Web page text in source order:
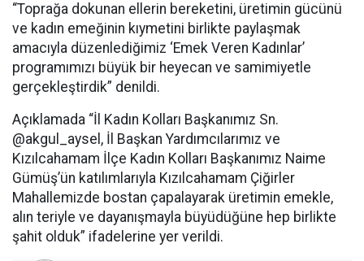
“Toprağa dokunan ellerin bereketini, üretimin gücünü
ve kadın emeğinin kıymetini birlikte paylaşmak
amacıyla düzenlediğimiz ‘Emek Veren Kadınlar’
programımızı büyük bir heyecan ve samimiyetle
gerçekleştirdik” denildi.
Açıklamada “İl Kadın Kolları Başkanımız Sn.
@akgul_aysel, İl Başkan Yardımcılarımız ve
Kızılcahamam İlçe Kadın Kolları Başkanımız Naime
Gümüş’ün katılımlarıyla Kızılcahamam Çiğirler
Mahallemizde bostan çapalayarak üretimin emekle,
alın teriyle ve dayanışmayla büyüdüğüne hep birlikte
şahit olduk” ifadelerine yer verildi.